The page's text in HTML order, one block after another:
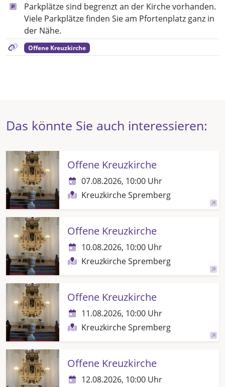
Parkplätze sind begrenzt an der Kirche vorhanden.
Viele Parkplätze finden Sie am Pfortenplatz ganz in
der Nähe.
Offene Kreuzkirche
Das könnte Sie auch interessieren:
Offene Kreuzkirche
07.08.2026, 10:00 Uhr
Kreuzkirche Spremberg
Offene Kreuzkirche
10.08.2026, 10:00 Uhr
Kreuzkirche Spremberg
Offene Kreuzkirche
11.08.2026, 10:00 Uhr
Kreuzkirche Spremberg
Offene Kreuzkirche
12.08.2026, 10:00 Uhr